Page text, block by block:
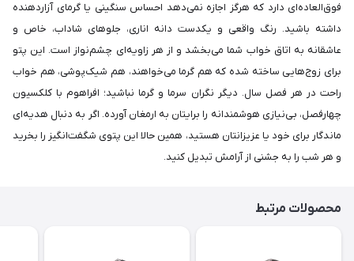
فوق‌العاده‌ای دارد که هرگز اجازه نمی‌دهد احساس سنگینی یا گرمای آزاردهنده
داشته باشید. رنگ واقعی و یکدست دانه اناری، جلوهای شاداب، خاص و
عاشقانه به اتاق خواب شما می‌بخشد و از هر زاویه‌ای چشم‌نواز است. این پتو
برای زوج‌هایی ساخته شده که هم گرما می‌خواهند، هم شیک‌پوشی، هم خواب
راحت در هر فصل سال. دیگر نگران سرما و گرما نباشید؛ افراهوم با کلکسیون
چهارفصل، بی‌نیازی هوشمندانه را برایتان به ارمغان آورده. اگر به دنبال هدیه‌ای
ماندگار برای خود یا عزیزانتان هستید، همین حالا این پتوی شگفت‌انگیز را بخرید
و هر شب را به جشنی از آرامش تبدیل کنید.
محصولات مرتبط